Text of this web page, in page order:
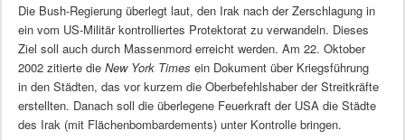
Die Bush-Regierung überlegt laut, den Irak nach der Zerschlagung in
ein vom US-Militär kontrolliertes Protektorat zu verwandeln. Dieses
Ziel soll auch durch Massenmord erreicht werden. Am 22. Oktober
2002 zitierte die New York Times ein Dokument über Kriegsführung
in den Städten, das vor kurzem die Oberbefehlshaber der Streitkräfte
erstellten. Danach soll die überlegene Feuerkraft der USA die Städte
des Irak (mit Flächenbombardements) unter Kontrolle bringen.